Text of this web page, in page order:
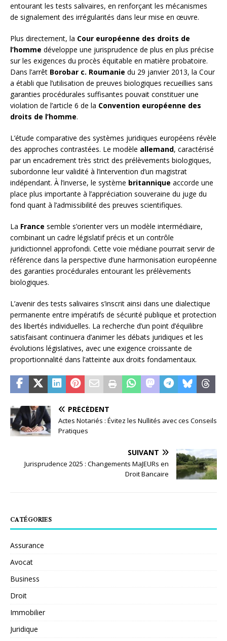
entourant les tests salivaires, en renforçant les mécanismes
de signalement des irrégularités dans leur mise en œuvre.
Plus directement, la Cour européenne des droits de
l’homme développe une jurisprudence de plus en plus précise
sur les exigences du procès équitable en matière probatoire.
Dans l’arrêt Borobar c. Roumanie du 29 janvier 2013, la Cour
a établi que l’utilisation de preuves biologiques recueillies sans
garanties procédurales suffisantes pouvait constituer une
violation de l’article 6 de la Convention européenne des
droits de l’homme.
L’étude comparative des systèmes juridiques européens révèle
des approches contrastées. Le modèle allemand, caractérisé
par un encadrement très strict des prélèvements biologiques,
subordonne leur validité à l’intervention d’un magistrat
indépendant. À l’inverse, le système britannique accorde une
place plus importante à l’appréciation souveraine du juge du
fond quant à l’admissibilité des preuves scientifiques.
La France semble s’orienter vers un modèle intermédiaire,
combinant un cadre législatif précis et un contrôle
juridictionnel approfondi. Cette voie médiane pourrait servir de
référence dans la perspective d’une harmonisation européenne
des garanties procédurales entourant les prélèvements
biologiques.
L’avenir des tests salivaires s’inscrit ainsi dans une dialectique
permanente entre impératifs de sécurité publique et protection
des libertés individuelles. La recherche d’un point d’équilibre
satisfaisant continuera d’animer les débats juridiques et les
évolutions législatives, avec une exigence croissante de
proportionnalité dans l’atteinte aux droits fondamentaux.
PRÉCÉDENT
Actes Notariés : Évitez les Nullités avec ces Conseils
Pratiques
SUIVANT
Jurisprudence 2025 : Changements MaJEURs en
Droit Bancaire
CATÉGORIES
Assurance
Avocat
Business
Droit
Immobilier
Juridique